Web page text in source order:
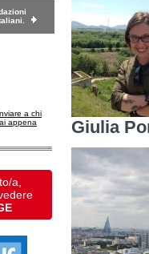
a chi
appena
a,
Giulia